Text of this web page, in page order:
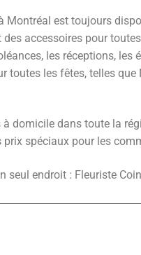
Montréal est toujours
accessoires pour
les réceptions,
les fêtes, telles
domicile dans toute la
spéciaux pour les
seul endroit : Fleuriste